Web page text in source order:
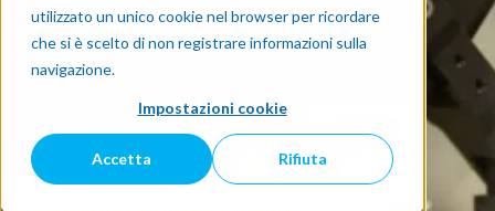
utilizzato un unico cookie nel browser per ricordare
che si è scelto di non registrare informazioni sulla
navigazione.
Impostazioni cookie
Accetta Rifiuta